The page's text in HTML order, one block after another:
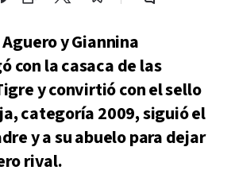
y Giannina
con la casaca de las
y convirtió con el sello
categoría 2009, siguió el
y a su abuelo para dejar
rival.